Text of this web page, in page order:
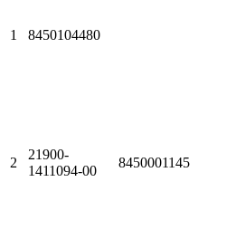
1 8450104480
2
21900-
1411094-00
8450001145